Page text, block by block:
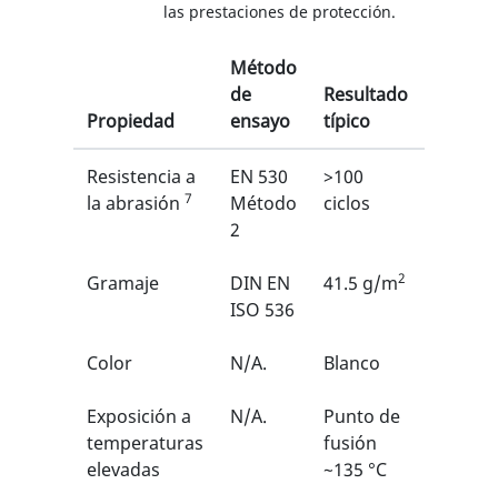
las prestaciones de protección.
Propiedad
Método
de
ensayo
Resultado
típico
Resistencia a
la abrasión 7
EN 530
Método
2
>100
ciclos
Gramaje
DIN EN
ISO 536
41.5 g/m2
Color N/A. Blanco
Exposición a
temperaturas
elevadas
N/A.
Punto de
fusión
~135 °C